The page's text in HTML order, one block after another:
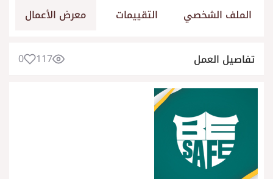
الملف الشخصي التقييمات معرض الأعمال
تفاصيل العمل 117
0